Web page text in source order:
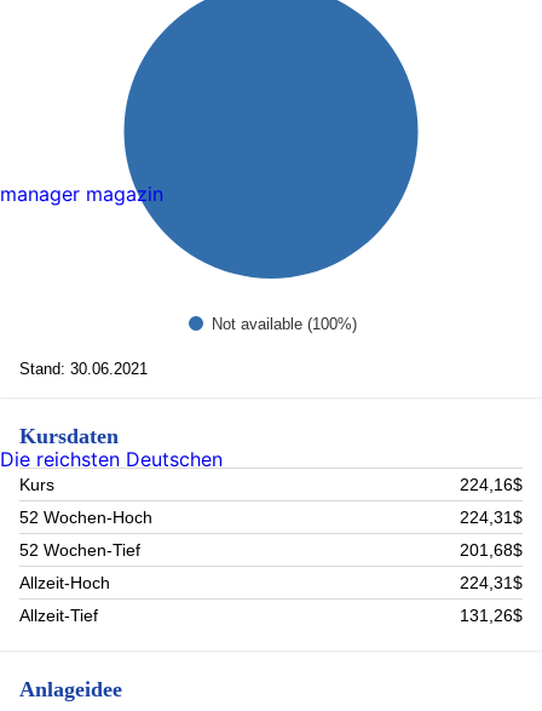
Not available (100%)
Stand: 30.06.2021
Kursdaten
Kurs
224,16$
52 Wochen-Hoch
224,31$
52 Wochen-Tief
201,68$
Allzeit-Hoch
224,31$
Allzeit-Tief
131,26$
Anlageidee
manager magazin
Die reichsten Deutschen